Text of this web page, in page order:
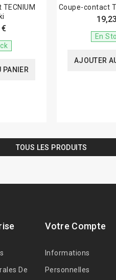
€
PANIER
Coupe-contact
En
AJOUTER
TOUS LES PRODUITS
De
Votre Compte
Informations
Personnelles